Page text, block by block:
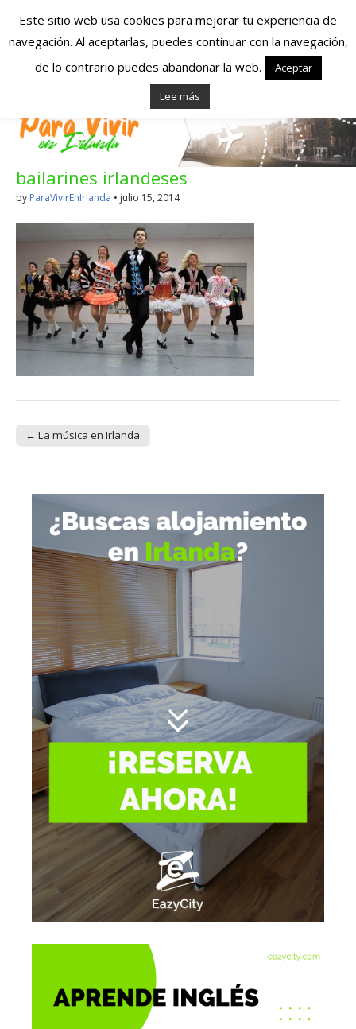
Españoles en
Irlanda – Vivir en
Irlanda – Trabajo
en Irlanda –
Alojamiento en
Irlanda
Blog dedicado a los que viven, estudian y trabajan en
Irlanda!
bailarines irlandeses
by ParaVivirEnIrlanda • julio 15, 2014
← La música en Irlanda
Este sitio web usa cookies para mejorar tu experiencia de
navegación. Al aceptarlas, puedes continuar con la navegación,
de lo contrario puedes abandonar la web.
Aceptar
Lee más